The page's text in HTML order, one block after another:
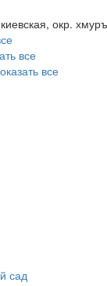
окр.
все
все
сад